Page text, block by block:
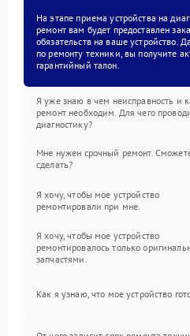
На этапе приема устройства на
ремонт вам будет предоставлен
обязательств на ваше устройство.
по ремонту техники, вы получите
гарантийный талон.
Я уже знаю в чем неисправность и
ремонт необходим. Для чего
диагностику?
Мне нужен срочный ремонт.
сделать?
Я хочу, чтобы мое устройство
ремонтировали при мне.
Я хочу, чтобы мое устройство
ремонтировалось только
запчастями.
Как я узнаю, что мое устройство